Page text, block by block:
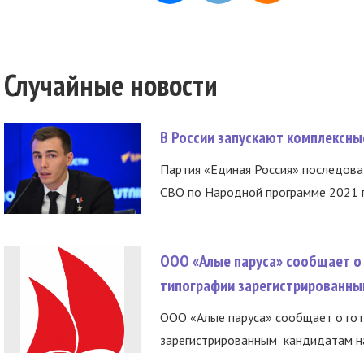
Случайные новости
В России запускают
Партия «Единая Россия»
СВО по Народной программе 2021
ООО «Алые паруса» сообщает о
типографии
ООО «Алые паруса» сообщает о
зарегистрированным кандидатам